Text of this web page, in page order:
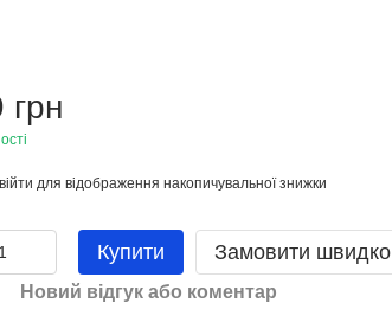
грн
для відображення накопичувальної знижки
Купити Замовити швидко
Новий відгук або коментар